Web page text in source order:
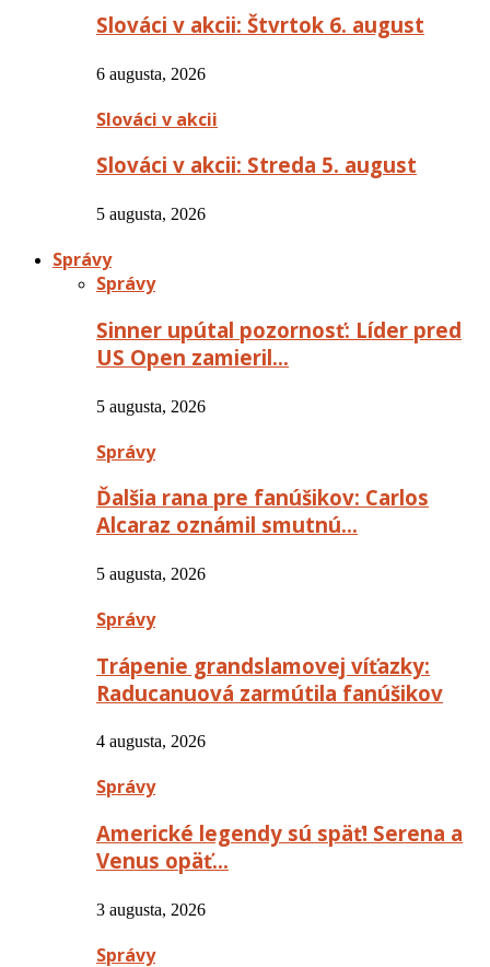
Slováci v akcii: Štvrtok 6. august
6 augusta, 2026
Slováci v akcii
Slováci v akcii: Streda 5. august
5 augusta, 2026
Správy
Správy
Sinner upútal pozornosť: Líder pred
US Open zamieril…
5 augusta, 2026
Správy
Ďalšia rana pre fanúšikov: Carlos
Alcaraz oznámil smutnú…
5 augusta, 2026
Správy
Trápenie grandslamovej víťazky:
Raducanuová zarmútila fanúšikov
4 augusta, 2026
Správy
Americké legendy sú späť! Serena a
Venus opäť…
3 augusta, 2026
Správy